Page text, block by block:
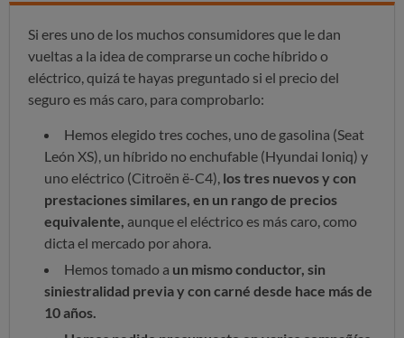
Si eres uno de los muchos consumidores que le dan
vueltas a la idea de comprarse un coche híbrido o
eléctrico, quizá te hayas preguntado si el precio del
seguro es más caro, para comprobarlo:
Hemos elegido tres coches, uno de gasolina (Seat
León XS), un híbrido no enchufable (Hyundai Ioniq) y
uno eléctrico (Citroën ë-C4), los tres nuevos y con
prestaciones similares, en un rango de precios
equivalente, aunque el eléctrico es más caro, como
dicta el mercado por ahora.
Hemos tomado a un mismo conductor, sin
siniestralidad previa y con carné desde hace más de
10 años.